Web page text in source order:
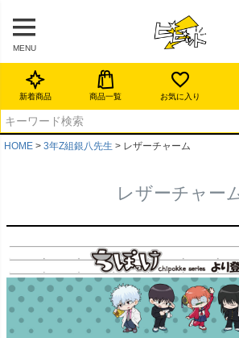
MENU
新着商品 商品一覧 お気に入り
HOME 3年Z組銀八先生 レザーチャーム
レザーチャー